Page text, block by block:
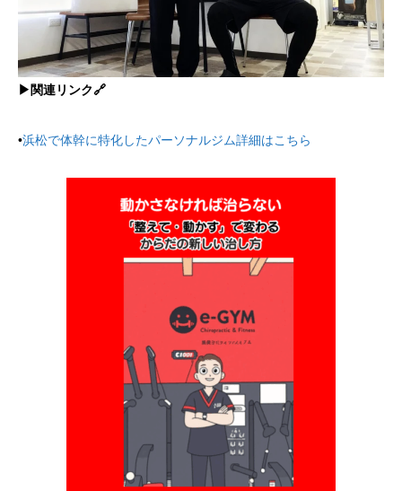
▶︎関連リンク🔗
•浜松で体幹に特化したパーソナルジム詳細はこちら